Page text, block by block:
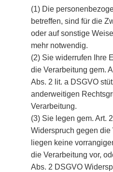
(1) Die
betreffen, sind für die
oder auf sonstige
mehr notwendig.
(2) Sie widerrufen Ihre
die Verarbeitung gem.
Abs. 2 lit. a DSGVO
anderweitigen
Verarbeitung.
(3) Sie legen gem. Art.
Widerspruch gegen
liegen keine
die Verarbeitung vor,
Abs. 2 DSGVO